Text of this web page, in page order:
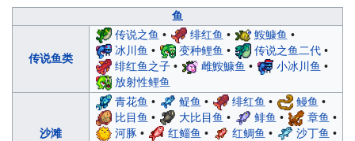
鱼
传说鱼类
传说之鱼 • 绯红鱼 • 鮟鱇鱼 •
冰川鱼 • 变种鲤鱼 • 传说之鱼二代•
绯红鱼之子• 雌鮟鱇鱼 • 小冰川鱼 •
放射性鲤鱼
沙滩
青花鱼 • 鳀鱼 • 绯红鱼 • 鳗鱼 •
比目鱼 • 大比目鱼 • 鲱鱼 • 章鱼 •
河豚• 红鲻鱼 • 红鲷鱼 • 沙丁鱼 •